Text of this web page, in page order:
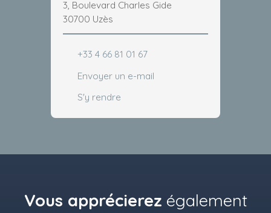
3, Boulevard Charles Gide
30700 Uzès
+33 4 66 81 01 67
Envoyer un e-mail
S'y rendre
Vous apprécierez également